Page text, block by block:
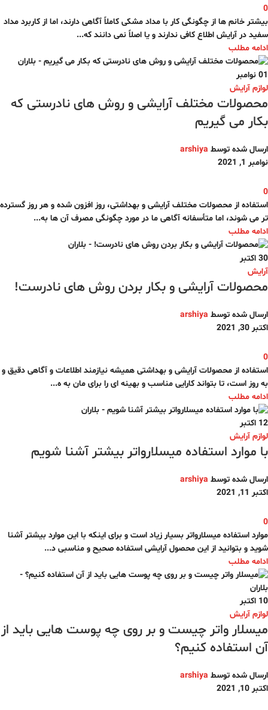
0
بیشتر خانم ها از چگونگی کار با مداد مشکی کاملاً آگاهی دارند، اما از کاربرد مداد
سفید در آرایش اطلاع کافی ندارند و یا اصلاً نمی دانند که...
ادامه مطلب
01 نوامبر
لوازم آرایش
محصولات مختلف آرایشی و روش های نادرستی که
بکار می گیریم
ارسال شده توسط arshiya
نوامبر 1, 2021
0
استفاده از محصولات مختلف آرایشی و بهداشتی، روز افزون شده و هر روز گسترده
تر می شوند، اما متأسفانه آگاهی ما در مورد چگونگی مصرف آن ها به...
ادامه مطلب
30 اکتبر
آرایش
محصولات آرایشی و بکار بردن روش های نادرست!
ارسال شده توسط arshiya
اکتبر 30, 2021
0
استفاده از محصولات آرایشی و بهداشتی همیشه نیازمند اطلاعات و آگاهی دقیق و
به روز است، تا بتواند کارایی مناسب و بهینه ای را برای مان به ه...
ادامه مطلب
12 اکتبر
لوازم آرایش
با موارد استفاده میسلارواتر بیشتر آشنا شویم
ارسال شده توسط arshiya
اکتبر 11, 2021
0
موارد استفاده میسلارواتر بسیار زیاد است و برای اینکه با این موارد بیشتر آشنا
شوید و بتوانید از این محصول آرایشی استفاده صحیح و مناسبی د...
ادامه مطلب
10 اکتبر
لوازم آرایش
میسلار واتر چیست و بر روی چه پوست هایی باید از
آن استفاده کنیم؟
ارسال شده توسط arshiya
اکتبر 10, 2021